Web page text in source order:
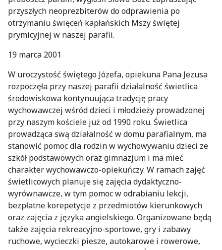
przyszłych neoprezbiterów do odprawienia po
otrzymaniu święceń kapłańskich Mszy świętej
prymicyjnej w naszej parafii.
19 marca 2001
W uroczystość świętego Józefa, opiekuna Pana Jezusa
rozpoczęła przy naszej parafii działalność świetlica
środowiskowa kontynuująca tradycję pracy
wychowawczej wśród dzieci i młodzieży prowadzonej
przy naszym kościele już od 1990 roku. Świetlica
prowadząca swą działalność w domu parafialnym, ma
stanowić pomoc dla rodzin w wychowywaniu dzieci ze
szkół podstawowych oraz gimnazjum i ma mieć
charakter wychowawczo-opiekuńczy. W ramach zajęć
świetlicowych planuje się zajęcia dydaktyczno-
wyrównawcze, w tym pomoc w odrabianiu lekcji,
bezpłatne korepetycje z przedmiotów kierunkowych
oraz zajęcia z języka angielskiego. Organizowane będą
także zajęcia rekreacyjno-sportowe, gry i zabawy
ruchowe, wycieczki piesze, autokarowe i rowerowe,